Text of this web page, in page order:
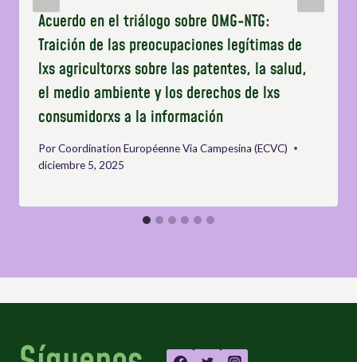
Acuerdo en el triálogo sobre OMG-NTG:
Traición de las preocupaciones legítimas de
lxs agricultorxs sobre las patentes, la salud,
el medio ambiente y los derechos de lxs
consumidorxs a la información
PorCoordination Européenne Via Campesina (ECVC)
diciembre 5, 2025